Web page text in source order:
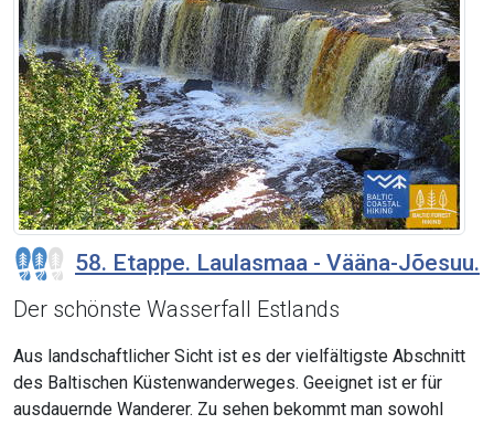
58. Etappe. Laulasmaa - Vääna-Jõesuu.
Der schönste Wasserfall Estlands
Aus landschaftlicher Sicht ist es der vielfältigste Abschnitt
des Baltischen Küstenwanderweges. Geeignet ist er für
ausdauernde Wanderer. Zu sehen bekommt man sowohl